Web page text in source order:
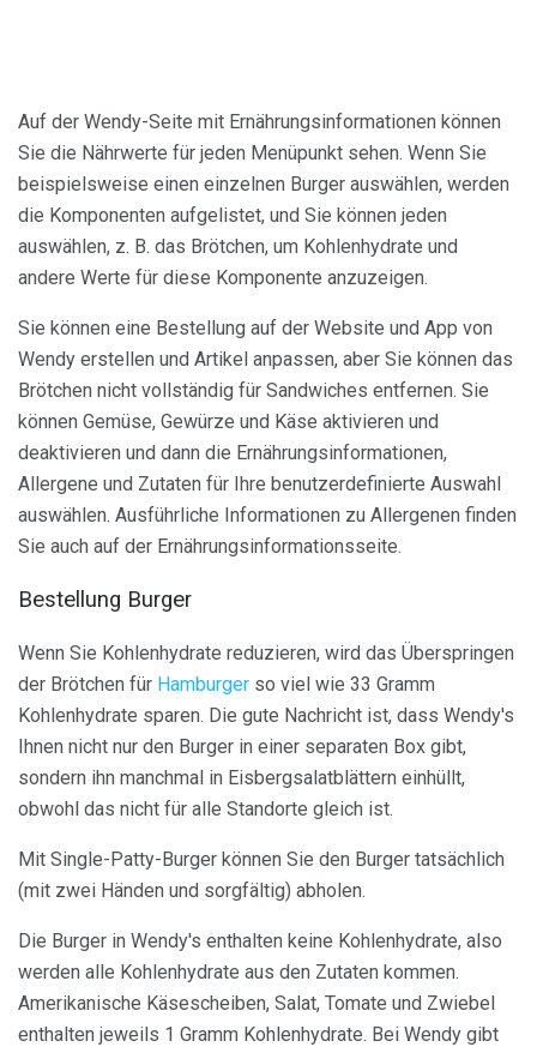
Auf der Wendy-Seite mit Ernährungsinformationen können
Sie die Nährwerte für jeden Menüpunkt sehen. Wenn Sie
beispielsweise einen einzelnen Burger auswählen, werden
die Komponenten aufgelistet, und Sie können jeden
auswählen, z. B. das Brötchen, um Kohlenhydrate und
andere Werte für diese Komponente anzuzeigen.
Sie können eine Bestellung auf der Website und App von
Wendy erstellen und Artikel anpassen, aber Sie können das
Brötchen nicht vollständig für Sandwiches entfernen. Sie
können Gemüse, Gewürze und Käse aktivieren und
deaktivieren und dann die Ernährungsinformationen,
Allergene und Zutaten für Ihre benutzerdefinierte Auswahl
auswählen. Ausführliche Informationen zu Allergenen finden
Sie auch auf der Ernährungsinformationsseite.
Bestellung Burger
Wenn Sie Kohlenhydrate reduzieren, wird das Überspringen
der Brötchen für Hamburger so viel wie 33 Gramm
Kohlenhydrate sparen. Die gute Nachricht ist, dass Wendy's
Ihnen nicht nur den Burger in einer separaten Box gibt,
sondern ihn manchmal in Eisbergsalatblättern einhüllt,
obwohl das nicht für alle Standorte gleich ist.
Mit Single-Patty-Burger können Sie den Burger tatsächlich
(mit zwei Händen und sorgfältig) abholen.
Die Burger in Wendy's enthalten keine Kohlenhydrate, also
werden alle Kohlenhydrate aus den Zutaten kommen.
Amerikanische Käsescheiben, Salat, Tomate und Zwiebel
enthalten jeweils 1 Gramm Kohlenhydrate. Bei Wendy gibt